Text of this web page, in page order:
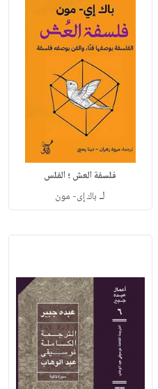
فلسفة العش ؛ الفلس
لـ باك إى- مون